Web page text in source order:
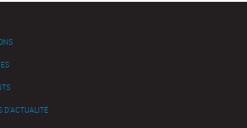
D'ACTUALITÉ